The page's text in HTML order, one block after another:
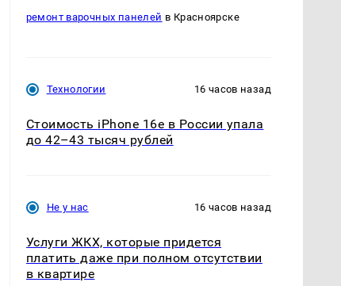
ремонт варочных панелей в Красноярске
Технологии 16 часов назад
Стоимость iPhone 16e в России упала
до 42–43 тысяч рублей
Не у нас 16 часов назад
Услуги ЖКХ, которые придется
платить даже при полном отсутствии
в квартире